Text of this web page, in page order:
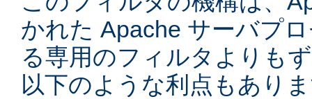
かれた Apache サーバプ
る専用のフィルタよりも
以下のような利点もあり